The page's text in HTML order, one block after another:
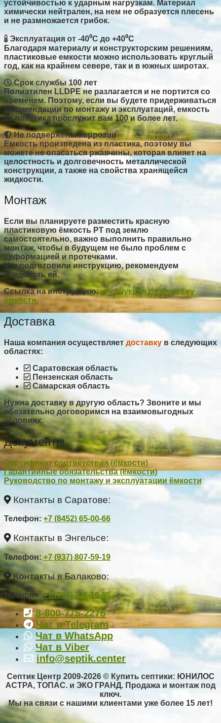
устойчивостью к ударным нагрузкам. Материал
химически нейтрален, на нем не образуется плесень
и не размножается грибок.
Эксплуатация от -40⁰C до +40⁰C
Благодаря материалу и конструкторским решениям,
пластиковые емкости можно использовать круглый
год, как на крайнем севере, так и в южных широтах.
Срок службы 100 лет
Полиэтилен LLDPE не разлагается и не портится со
временем. Поэтому, если вы будете придерживаться
рекомендации по монтажу и эксплуатаций, емкость
из пластика прослужит вам 100 и более лет.
Не подвержены коррозии
Емкость произведена из пластика, поэтому вы
можете не опасаться ржавчины, которая влияет на
целостность и долговечность металлической
конструкции, а также на свойства хранящейся
жидкости.
Монтаж
Если вы планируете разместить красную
пластиковую ёмкость PT под землю
самостоятельно, важно выполнить правильно
монтаж, чтобы в будущем не было проблем с
деформацией и протечками.
Мы подготовили инструкцию, рекомендуем
следовать ей.
Ссылка на инструкцию:инструкция по монтажу
ёмкости.
Доставка
Наша компания осуществляет доставку в следующих
областях:
Саратовская область
Пензенская область
Самарская область
Нужна доставку в другую область? Звоните и мы
обязательно договоримся на взаимовыгодных
условиях.
Документы
Сертификат соответствия (ёмкости)
Гарантийные обязательства (ёмкости)
Руководство по монтажу и эксплуатации ёмкости
Контакты в Саратове:
Телефон: +7 (8452) 65-00-66
Контакты в Энгельсе:
Телефон: +7 (937) 807-59-19
Контакты в Балаково:
Телефон: +7 (927) 225-16-85
8-800-775-2276
Чат в Telegram
Чат в WhatsApp
Чат в Viber
info@septik.center
Септик Центр 2009-2026 © Купить септики: ЮНИЛОС
АСТРА, ТОПАС. и ЭКО ГРАНД. Продажа и монтаж под
ключ.
Мы на связи с нашими клиентами уже более 15 лет!